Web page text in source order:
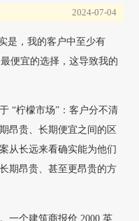
2024-07-04
是，我的客户中至少有
便宜的选择，这导致我的
“柠檬市场”：客户分不清
昂贵、长期便宜之间的区
从长远来看确实能为他们
期昂贵、甚至更昂贵的方
一个建筑商报价 2000 英